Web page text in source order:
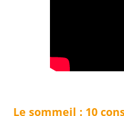
Le sommeil : 10